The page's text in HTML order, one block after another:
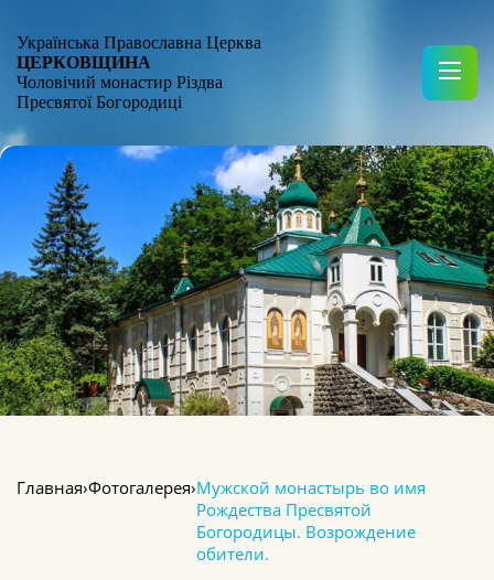
Українська Православна Церква
ЦЕРКОВЩИНА
Чоловічий монастир Різдва
Пресвятої Богородиці
Главная›Фотогалерея›Мужской монастырь во имя
Рождества Пресвятой
Богородицы. Возрождение
обители.